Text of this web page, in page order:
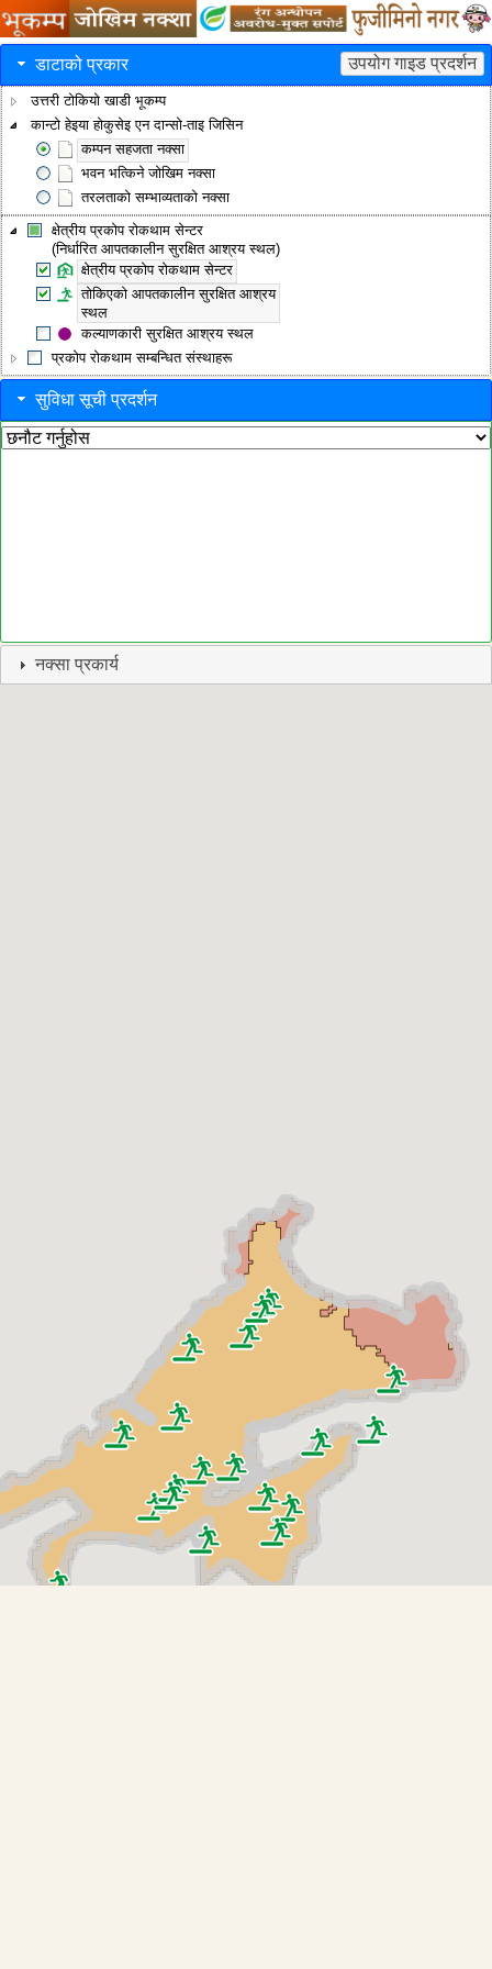
डाटाको प्रकार उपयोग गाइड प्रदर्शन
उत्तरी टोकियो खाडी भूकम्प
कान्टो हेइया होकुसेइ एन दान्सो-ताइ जिसिन
कम्पन सहजता नक्सा
भवन भत्किने जोखिम नक्सा
तरलताको सम्भाव्यताको नक्सा
क्षेत्रीय प्रकोप रोकथाम सेन्टर
(निर्धारित आपतकालीन सुरक्षित आश्रय स्थल)
क्षेत्रीय प्रकोप रोकथाम सेन्टर
तोकिएको आपतकालीन सुरक्षित आश्रय
स्थल
कल्याणकारी सुरक्षित आश्रय स्थल
प्रकोप रोकथाम सम्बन्धित संस्थाहरू
सुविधा सूची प्रदर्शन
नक्सा प्रकार्य